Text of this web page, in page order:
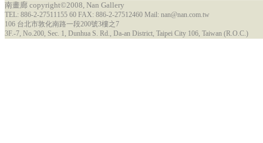
南畫廊 copyright©2008, Nan Gallery
TEL: 886-2-27511155 60 FAX: 886-2-27512460 Mail: nan@nan.com.tw
106 台北市敦化南路一段200號3樓之7
3F.-7, No.200, Sec. 1, Dunhua S. Rd., Da-an District, Taipei City 106, Taiwan (R.O.C.)